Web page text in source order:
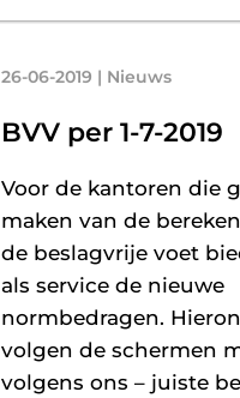
26-06-2019 | Nieuws
BVV per 1-7-2019
Voor de kantoren die
maken van de
de beslagvrije voet
als service de nieuwe
normbedragen.
volgen de schermen
volgens ons – juiste